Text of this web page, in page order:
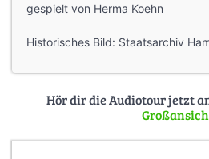
gespielt von Herma Koehn
Historisches Bild: Staatsarchiv
Hör dir die Audiotour jetzt